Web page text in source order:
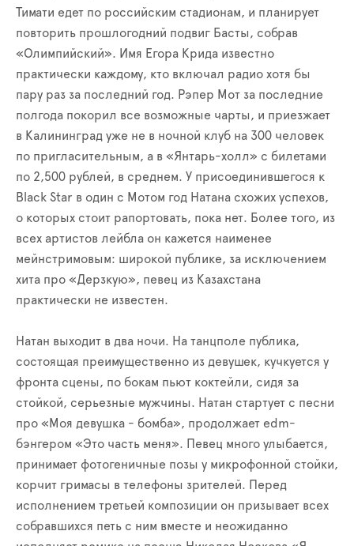
Тимати едет по российским стадионам, и планирует
повторить прошлогодний подвиг Басты, собрав
«Олимпийский». Имя Егора Крида известно
практически каждому, кто включал радио хотя бы
пару раз за последний год. Рэпер Мот за последние
полгода покорил все возможные чарты, и приезжает
в Калининград уже не в ночной клуб на 300 человек
по пригласительным, а в «Янтарь-холл» с билетами
по 2,500 рублей, в среднем. У присоединившегося к
Black Star в один с Мотом год Натана схожих успехов,
о которых стоит рапортовать, пока нет. Более того, из
всех артистов лейбла он кажется наименее
мейнстримовым: широкой публике, за исключением
хита про «Дерзкую», певец из Казахстана
практически не известен.
Натан выходит в два ночи. На танцполе публика,
состоящая преимущественно из девушек, кучкуется у
фронта сцены, по бокам пьют коктейли, сидя за
стойкой, серьезные мужчины. Натан стартует с песни
про «Моя девушка - бомба», продолжает edm-
бэнгером «Это часть меня». Певец много улыбается,
принимает фотогеничные позы у микрофонной стойки,
корчит гримасы в телефоны зрителей. Перед
исполнением третьей композиции он призывает всех
собравшихся петь с ним вместе и неожиданно